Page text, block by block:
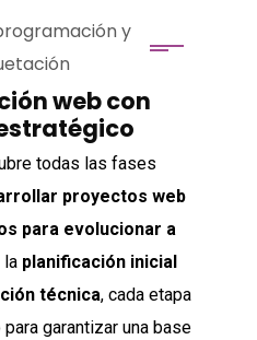
y
web con
todas las fases
proyectos web
para evolucionar a
la planificación inicial
técnica, cada etapa
garantizar una base